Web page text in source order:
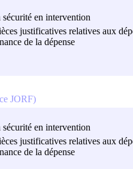
en intervention
justificatives relatives aux
de la dépense
en intervention
justificatives relatives aux
de la dépense
JORF)